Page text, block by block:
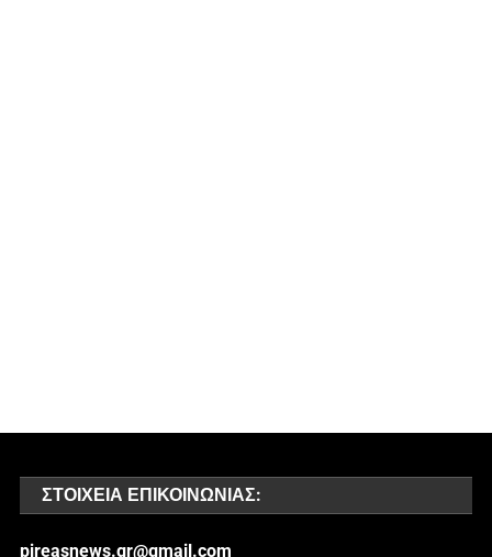
ΣΤΟΙΧΕΊΑ ΕΠΙΚΟΙΝΩΝΊΑΣ:
pireasnews.gr@gmail.com